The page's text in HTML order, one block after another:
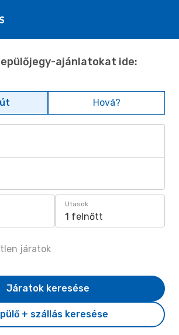
ajánlatokat ide:
Hová?
Utasok
1 felnőtt
járatok
+ szállás keresése
Járatok keresése